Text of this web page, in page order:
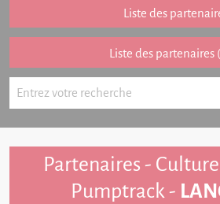
FAQ
Livre d'or
Liste des
Liste des partenaires
Partenaires -
Pumptrack -